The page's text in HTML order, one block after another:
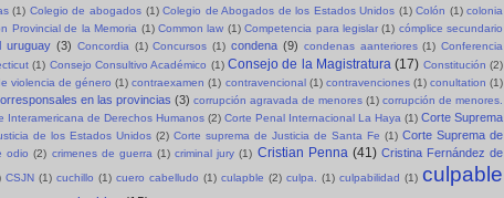
(1) Colegio de abogados (1) Colegio de Abogados de los Estados Unidos (1) Colón (1) colonia
Provincial de la Memoria (1) Common law (1) Competencia para legislar (1) cómplice secundario
uruguay (3) Concordia (1) Concursos (1) condena (9) condenas aanteriores (1) Conferencia
(1) Consejo Consultivo Académico (1) Consejo de la Magistratura (17) Constitución (2)
violencia de género (1) contraexamen (1) contravencional (1) contravenciones (1) conultation (1)
en las provincias (3) corrupción agravada de menores (1) corrupción de menores.
Interamericana de Derechos Humanos (2) Corte Penal Internacional La Haya (1) Corte Suprema
de los Estados Unidos (2) Corte suprema de Justicia de Santa Fe (1) Corte Suprema de
odio (2) crimenes de guerra (1) criminal jury (1) Cristian Penna (41) Cristina Fernández de
CSJN (1) cuchillo (1) cuero cabelludo (1) culapble (2) culpa. (1) culpabilidad (1) culpable